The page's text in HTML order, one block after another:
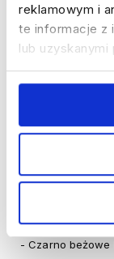
reklamowym i
te informacje z
lub uzyskanymi
Nowoczesne
- Czarno beżowe